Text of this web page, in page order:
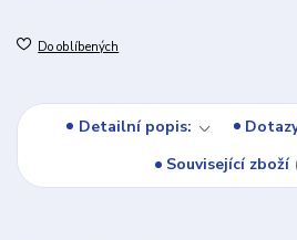
Do oblíbených
Detailní popis:
Související zboží